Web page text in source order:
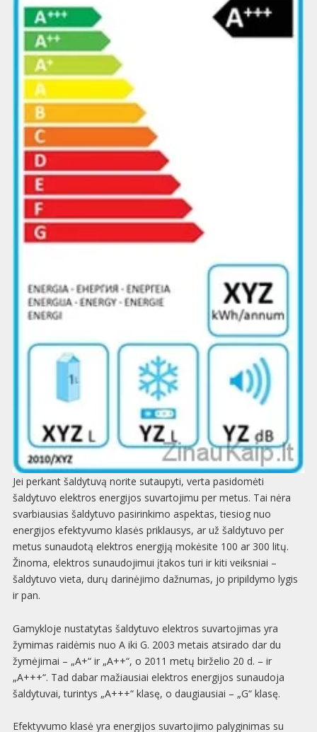
Jei perkant šaldytuvą norite sutaupyti, verta pasidomėti
šaldytuvo elektros energijos suvartojimu per metus. Tai nėra
svarbiausias šaldytuvo pasirinkimo aspektas, tiesiog nuo
energijos efektyvumo klasės priklausys, ar už šaldytuvo per
metus sunaudotą elektros energiją mokėsite 100 ar 300 litų.
Žinoma, elektros sunaudojimui įtakos turi ir kiti veiksniai –
šaldytuvo vieta, durų darinėjimo dažnumas, jo pripildymo lygis
ir pan.
Gamykloje nustatytas šaldytuvo elektros suvartojimas yra
žymimas raidėmis nuo A iki G. 2003 metais atsirado dar du
žymėjimai – „A+“ ir „A++“, o 2011 metų birželio 20 d. – ir
„A+++“. Tad dabar mažiausiai elektros energijos sunaudoja
šaldytuvai, turintys „A+++“ klasę, o daugiausiai – „G“ klasę.
Efektyvumo klasė yra energijos suvartojimo palyginimas su